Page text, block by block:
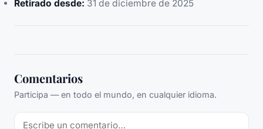
Retirado desde: 31 de diciembre de 2025
Comentarios
Participa — en todo el mundo, en cualquier idioma.